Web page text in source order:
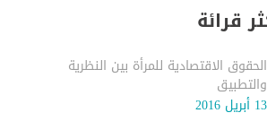
قرائة
الحقوق الاقتصادية للمرأة بين النظرية
والتطبيق
13 أبريل 2016